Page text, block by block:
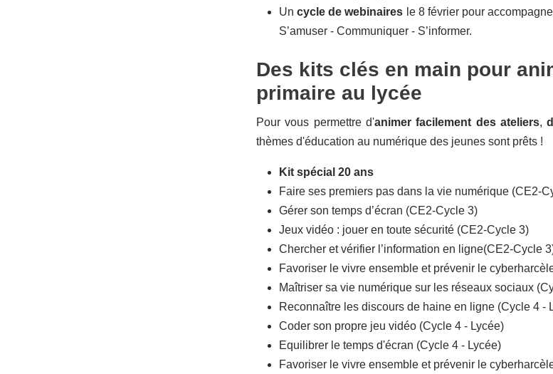
Uncycle de webinaires le 8 février pour
S’amuser - Communiquer - S’informer.
Des kits clés en main pour
primaire au lycée
Pour vous permettre d'animer facilement des ateliers,
thèmes d'éducation au numérique des jeunes sont prêts !
Kit spécial 20 ans
Faire ses premiers pas dans la vie numérique (CE2-
Gérer son temps d’écran (CE2-Cycle 3)
Jeux vidéo : jouer en toute sécurité (CE2-Cycle 3)
Chercher et vérifier l’information en ligne(CE2-Cycle
Favoriser le vivre ensemble et prévenir le
Maîtriser sa vie numérique sur les réseaux sociaux
Reconnaître les discours de haine en ligne (Cycle 4 -
Coder son propre jeu vidéo (Cycle 4 - Lycée)
Equilibrer le temps d'écran (Cycle 4 - Lycée)
Favoriser le vivre ensemble et prévenir le